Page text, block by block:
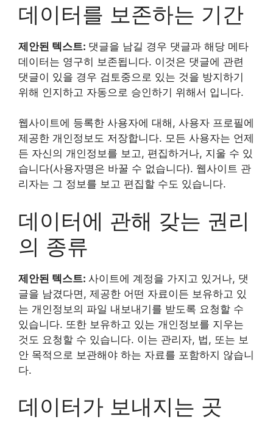
데이터를 보존하는 기간
제안된 텍스트: 댓글을 남길 경우 댓글과 해당 메타
데이터는 영구히 보존됩니다. 이것은 댓글에 관련
댓글이 있을 경우 검토중으로 있는 것을 방지하기
위해 인지하고 자동으로 승인하기 위해서 입니다.
웹사이트에 등록한 사용자에 대해, 사용자 프로필에
제공한 개인정보도 저장합니다. 모든 사용자는 언제
든 자신의 개인정보를 보고, 편집하거나, 지울 수 있
습니다(사용자명은 바꿀 수 없습니다). 웹사이트 관
리자는 그 정보를 보고 편집할 수도 있습니다.
데이터에 관해 갖는 권리
의 종류
제안된 텍스트: 사이트에 계정을 가지고 있거나, 댓
글을 남겼다면, 제공한 어떤 자료이든 보유하고 있
는 개인정보의 파일 내보내기를 받도록 요청할 수
있습니다. 또한 보유하고 있는 개인정보를 지우는
것도 요청할 수 있습니다. 이는 관리자, 법, 또는 보
안 목적으로 보관해야 하는 자료를 포함하지 않습니
다.
데이터가 보내지는 곳